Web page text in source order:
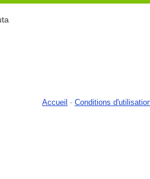
Accueil - Conditions